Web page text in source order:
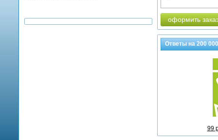
оформить
Ответы на200 000
99